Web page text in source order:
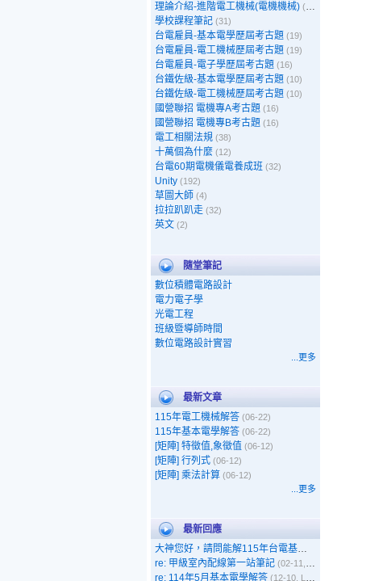
理論介紹-進階電工機械(電機機械) (39)
學校課程筆記 (31)
台電雇員-基本電學歷屆考古題 (19)
台電雇員-電工機械歷屆考古題 (19)
台電雇員-電子學歷屆考古題 (16)
台鐵佐級-基本電學歷屆考古題 (10)
台鐵佐級-電工機械歷屆考古題 (10)
國營聯招 電機專A考古題 (16)
國營聯招 電機專B考古題 (16)
電工相關法規 (38)
十萬個為什麼 (12)
台電60期電機儀電養成班 (32)
Unity (192)
草圖大師 (4)
拉拉趴趴走 (32)
英文 (2)
隨堂筆記
數位積體電路設計
電力電子學
光電工程
班級暨導師時間
數位電路設計實習
...更多
最新文章
115年電工機械解答 (06-22)
115年基本電學解答 (06-22)
[矩陣] 特徵值,象徵值 (06-12)
[矩陣] 行列式 (06-12)
[矩陣] 乘法計算 (06-12)
...更多
最新回應
大神您好，請問能解115年台電基本電學嗎
re: 甲級室內配線第一站筆記 (02-11, 呵呵)
re: 114年5月基本電學解答 (12-10, Leo)